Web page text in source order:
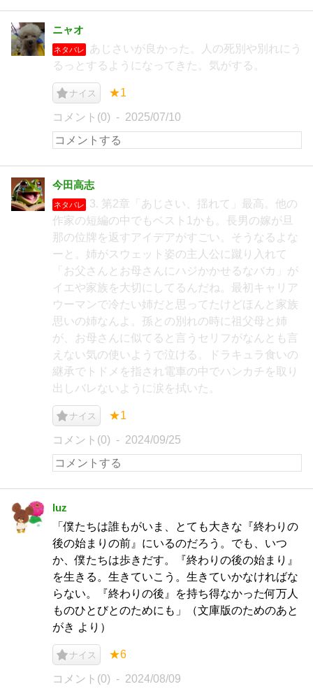
ニャオ
ネタバレ
あじさいが良かった。人の死別や別れにう
るっとするようになってきた。気がする。
ナイス ★1
コメント(0) 2025/07/10
今田高志
ネタバレ
3. 第2章「あじさい、揺れて」最高。他の
作家の短編の中でもベスト1かも。長男の嫁が旦
那の位牌を返すアイデアがすごい。そうなるよな
ーと。姉がスウェット姿の主人公に蹴り入れて
「お父さんとお母さんにハジかかせるなバカ」が
イエや家族を大切にしてるんだね。最初キャリア
ウーマンで冷たい姉だと思ってたけどほんと家族
思いの姉なんよ。孫との別れの時に祖父母と姉
が、お母さんに似てると言うセリフがなんとも言
えない気の使いようで泣ける。ドラキュラ食いの
継承でトドメを指され電車の中でハンカチを取り
出しバレないように涙を拭いた。
ナイス ★1
コメント(0) 2024/09/25
luz
「僕たちは誰もがいま、とても大きな『終わりの
後の始まりの前』にいるのだろう。でも、いつ
か、僕たちは歩きだす。『終わりの後の始まり』
を生きる。生きていこう。生きていかなければな
らない。『終わりの後』を持ち得なかった何万人
ものひとびとのためにも」（文庫版のためのあと
がき より）
ナイス ★6
コメント(0) 2024/08/09